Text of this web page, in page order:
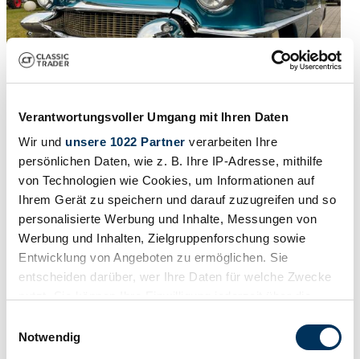
Verantwortungsvoller Umgang mit Ihren Daten
Wir und unsere 1022 Partner verarbeiten Ihre
persönlichen Daten, wie z. B. Ihre IP-Adresse, mithilfe
von Technologien wie Cookies, um Informationen auf
Ihrem Gerät zu speichern und darauf zuzugreifen und so
personalisierte Werbung und Inhalte, Messungen von
Werbung und Inhalten, Zielgruppenforschung sowie
Entwicklung von Angeboten zu ermöglichen. Sie
entscheiden darüber, wer Ihre Daten für welche Zwecke
Trigger Symbol ändern oder widerrufen
Notwendig
1955 | Cadillac Eldorado Biarritz
hace 4 meses